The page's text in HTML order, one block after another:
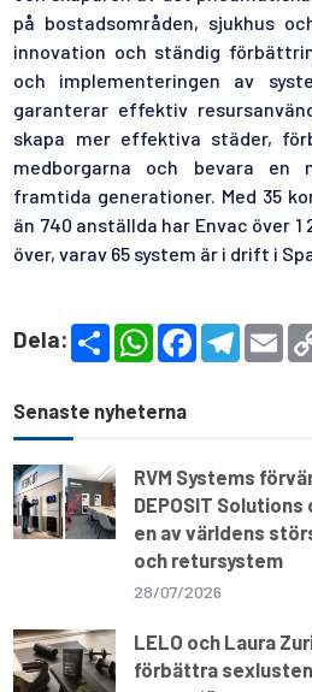
på bostadsområden, sjukhus
innovation och ständig
och implementeringen av
garanterar effektiv
skapa mer effektiva städer,
medborgarna och bevara en
framtida generationer. Med 35
än 740 anställda har Envac över
över, varav 65 system är i drift i
Dela:
S
h
e
W
h
s
p
F
T
e
E
m
Senaste nyheterna
RVM Systems
DEPOSIT Solutions
en av världens
och retursystem
28/07/2026
LELO och Laura
förbättra